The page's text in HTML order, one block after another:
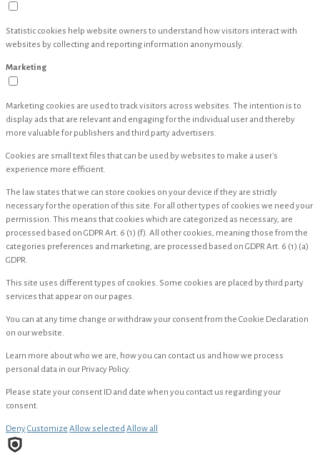
Statistic cookies help website owners to understand how visitors interact with
websites by collecting and reporting information anonymously.
Marketing
Marketing cookies are used to track visitors across websites. The intention is to
display ads that are relevant and engaging for the individual user and thereby
more valuable for publishers and third party advertisers.
Cookies are small text files that can be used by websites to make a user's
experience more efficient.
The law states that we can store cookies on your device if they are strictly
necessary for the operation of this site. For all other types of cookies we need your
permission. This means that cookies which are categorized as necessary, are
processed based on GDPR Art. 6 (1) (f). All other cookies, meaning those from the
categories preferences and marketing, are processed based on GDPR Art. 6 (1) (a)
GDPR.
This site uses different types of cookies. Some cookies are placed by third party
services that appear on our pages.
You can at any time change or withdraw your consent from the Cookie Declaration
on our website.
Learn more about who we are, how you can contact us and how we process
personal data in our Privacy Policy.
Please state your consent ID and date when you contact us regarding your
consent.
DenyCustomize Allow selectedAllow all